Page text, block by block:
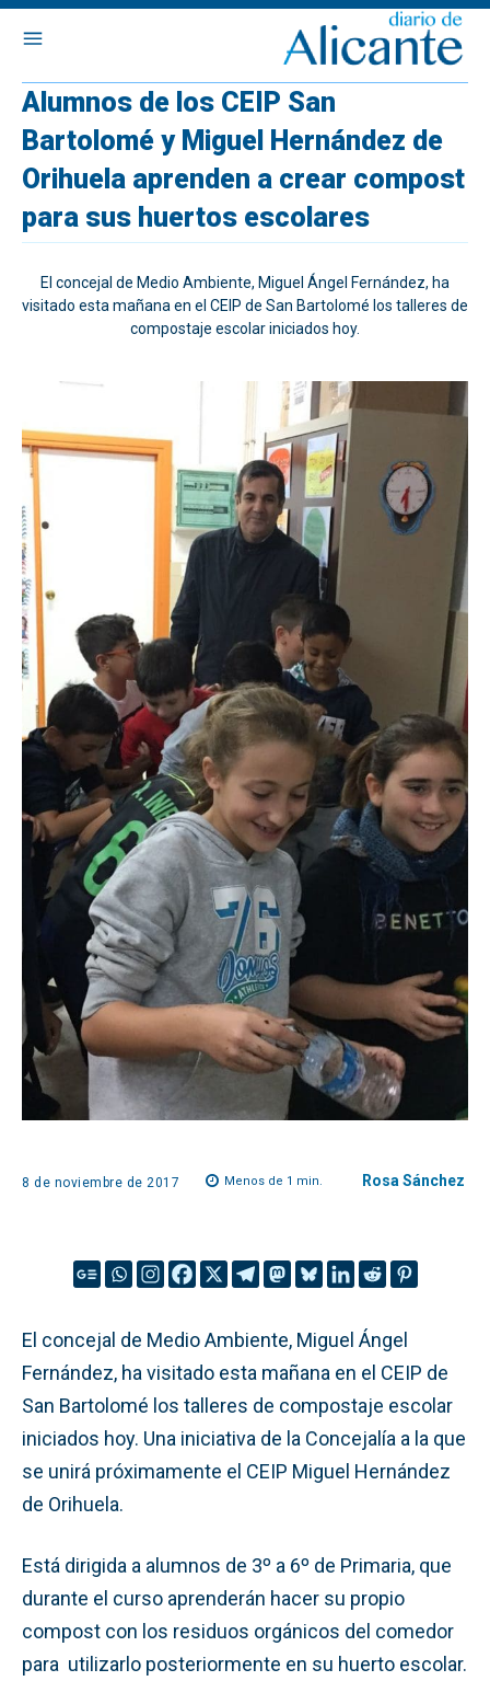
Alumnos de los CEIP San
Bartolomé y Miguel Hernández de
Orihuela aprenden a crear compost
para sus huertos escolares
El concejal de Medio Ambiente, Miguel Ángel Fernández, ha
visitado esta mañana en el CEIP de San Bartolomé los talleres de
compostaje escolar iniciados hoy.
8 de noviembre de 2017 Menos de 1 min. Rosa Sánchez
El concejal de Medio Ambiente, Miguel Ángel
Fernández, ha visitado esta mañana en el CEIP de
San Bartolomé los talleres de compostaje escolar
iniciados hoy. Una iniciativa de la Concejalía a la que
se unirá próximamente el CEIP Miguel Hernández
de Orihuela.
Está dirigida a alumnos de 3º a 6º de Primaria, que
durante el curso aprenderán hacer su propio
compost con los residuos orgánicos del comedor
para utilizarlo posteriormente en su huerto escolar.